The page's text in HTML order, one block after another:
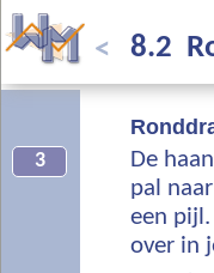
< 8.2
3
De
pal
een
over in